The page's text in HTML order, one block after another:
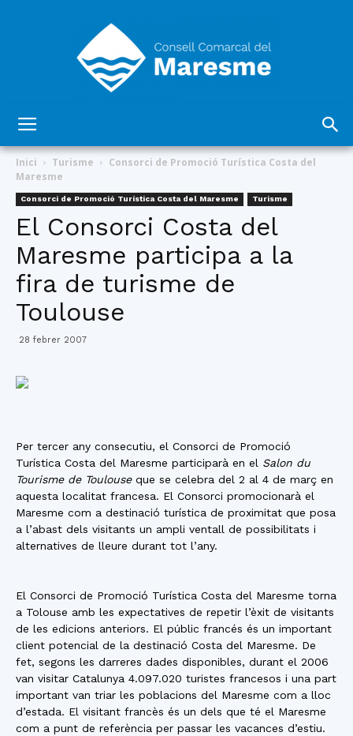
Comarcal
del
Inici Turisme
Consorci de Promoció Turística Costa del
Maresme
Consorci de Promoció Turística Costa del Maresme Turisme
El Consorci Costa del
Maresme participa a la
fira de turisme de
Toulouse
28 febrer 2007
Per tercer any consecutiu, el Consorci de Promoció
Turística Costa del Maresme participarà en el Salon du
Tourisme de Toulouseque se celebra del 2 al 4 de març en
aquesta localitat francesa. El Consorci promocionarà el
Maresme com a destinació turística de proximitat que posa
a l’abast dels visitants un ampli ventall de possibilitats i
alternatives de lleure durant tot l’any.
El Consorci de Promoció Turística Costa del Maresme torna
a Tolouse amb les expectatives de repetir l’èxit de visitants
de les edicions anteriors. El públic francés és un important
client potencial de la destinació Costa del Maresme. De
fet, segons les darreres dades disponibles, durant el 2006
van visitar Catalunya 4.097.020 turistes francesos i una part
important van triar les poblacions del Maresme com a lloc
d’estada. El visitant francès és un dels que té el Maresme
com a punt de referència per passar les vacances d’estiu.